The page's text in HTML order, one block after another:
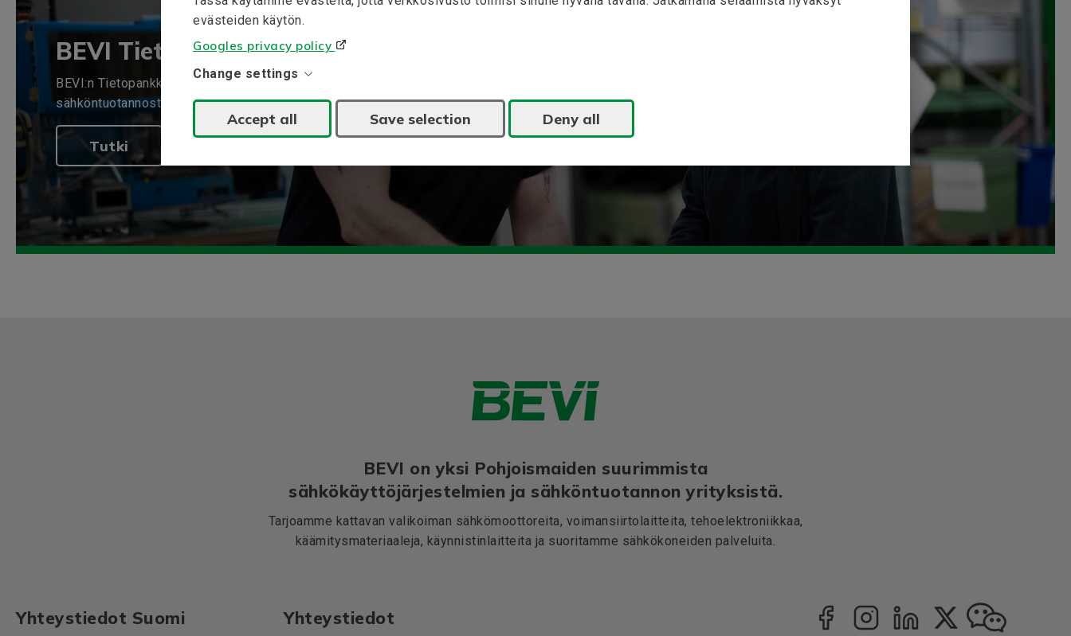
evästeiden käytön.
Googles privacy policy
Change settings
Accept all Save selection Deny all
BEVI Tietopankki
BEVI:n Tietopankki kerää tietoa erityisosaamisalueistamme, sähkökäyttöjärjestelmistä ja
sähköntuotannosta.
Tutki
BEVI on yksi Pohjoismaiden suurimmista
sähkökäyttöjärjestelmien ja sähköntuotannon yrityksistä.
Tarjoamme kattavan valikoiman sähkömoottoreita, voimansiirtolaitteita, tehoelektroniikkaa,
käämitysmateriaaleja, käynnistinlaitteita ja suoritamme sähkökoneiden palveluita.
Yhteystiedot Suomi Yhteystiedot